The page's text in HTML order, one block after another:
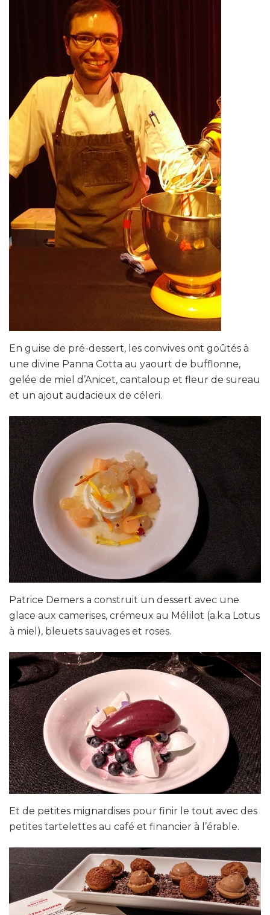
En guise de pré-dessert, les convives ont goûtés à
une divine Panna Cotta au yaourt de bufflonne,
gelée de miel d’Anicet, cantaloup et fleur de sureau
et un ajout audacieux de céleri.
Patrice Demers a construit un dessert avec une
glace aux camerises, crémeux au Mélilot (a.k.a Lotus
à miel), bleuets sauvages et roses.
Et de petites mignardises pour finir le tout avec des
petites tartelettes au café et financier à l’érable.